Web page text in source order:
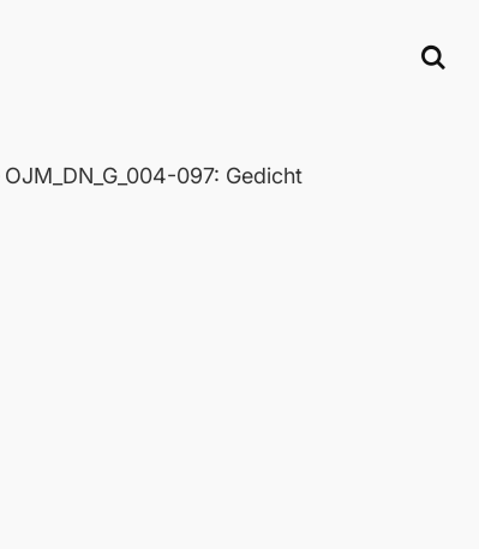
OJM_DN_G_004-097: Gedicht